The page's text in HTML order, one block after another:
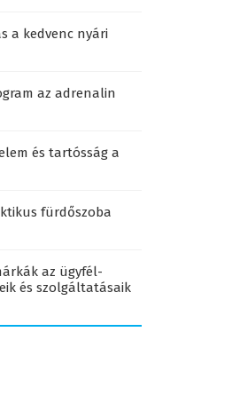
a kedvenc nyári
az adrenalin
és tartósság a
fürdőszoba
az ügyfél-
és szolgáltatásaik